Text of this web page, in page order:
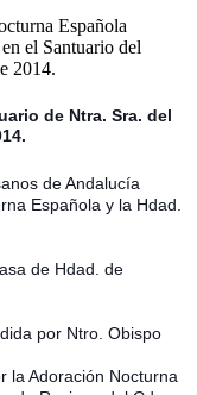
Española
el Santuario del
2014.
de Ntra. Sra. del
de Andalucía
Española y la Hdad.
de Hdad. de
por Ntro. Obispo
la Adoración Nocturna
se celebran en el